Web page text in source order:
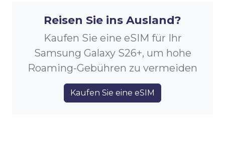
Reisen Sie ins Ausland?
Kaufen Sie eine eSIM für Ihr
Samsung Galaxy S26+, um hohe
Roaming-Gebühren zu vermeiden
Kaufen Sie eine eSIM